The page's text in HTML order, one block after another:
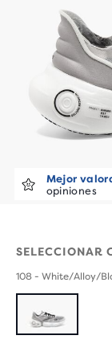
Mejor
opiniones
SELECCIONAR
108 - White/Alloy/